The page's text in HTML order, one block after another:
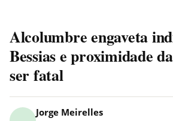
Alcolumbre engaveta
Bessias e proximidade
ser fatal
Jorge Meirelles